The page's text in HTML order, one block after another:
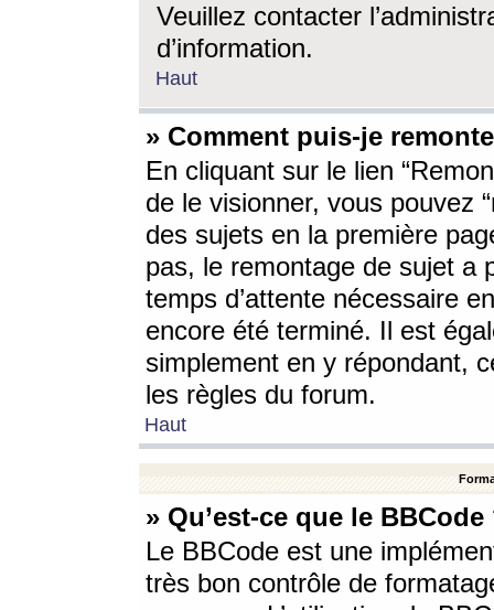
Veuillez contacter
d’information.
Haut
» Comment puis-je
En cliquant sur le lien
de le visionner, vous pouvez
des sujets en la première
pas, le remontage de sujet a
temps d’attente nécessaire
encore été terminé. Il est
simplement en y répondant,
les règles du forum.
Haut
» Qu’est-ce que le BBCode
Le BBCode est une
très bon contrôle de